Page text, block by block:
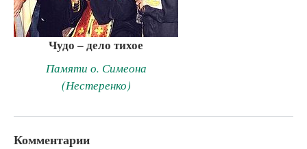
Чудо – дело тихое
Памяти о. Симеона
(Нестеренко)
Комментарии